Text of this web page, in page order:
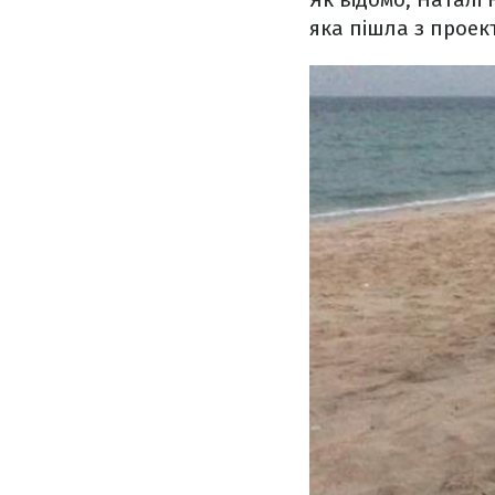
яка пішла з